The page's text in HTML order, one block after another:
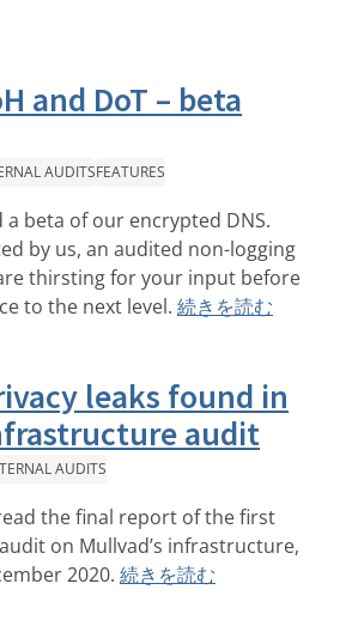
and DoT – beta
AUDITSFEATURES
a beta of our encrypted DNS.
by us, an audited non-logging
thirsting for your input before
to the next level. 続きを読む
leaks found in
audit
AUDITS
the final report of the first
on Mullvad’s infrastructure,
2020. 続きを読む